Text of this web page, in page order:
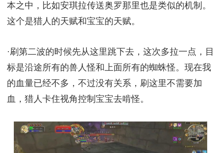
本之中，比如安琪拉传送奥罗那里也是类似的机制。
这个是猎人的天赋和宝宝的天赋。
·刷第二波的时候先从这里跳下去，这次多拉一点，目
标是沿途所有的兽人怪和上面所有的蜘蛛怪。现在我
的血量已经不多，不过没有关系，刷这里不需要加
血，猎人卡住视角控制宝宝去啃怪。